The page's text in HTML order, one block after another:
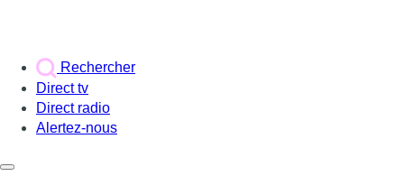
Rechercher
Direct tv
Direct radio
Alertez-nous